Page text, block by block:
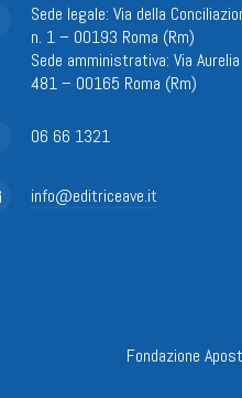
Sede legale: Via della
n. 1 – 00193 Roma (Rm)
Sede amministrativa: Via
481 – 00165 Roma (Rm)
06 66 1321
info@editriceave.it
Fondazione